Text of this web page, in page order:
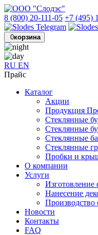
8 (800) 20-111-05 +7 (495)
0корзина
RU EN
Прайс
Каталог
Акции
Продукция
Стеклянные
Стеклянные
Стеклянные
Стеклянные
Пробки и
О компании
Услуги
Изготовление
Нанесение
Производство
Новости
Контакты
FAQ